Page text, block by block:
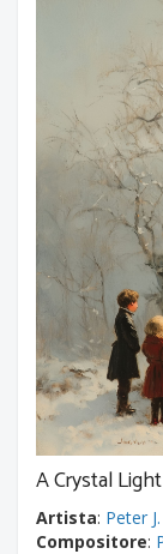
A Crystal Light
Artista: Peter
Compositore: